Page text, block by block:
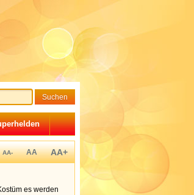
AA- AA AA+
es werden